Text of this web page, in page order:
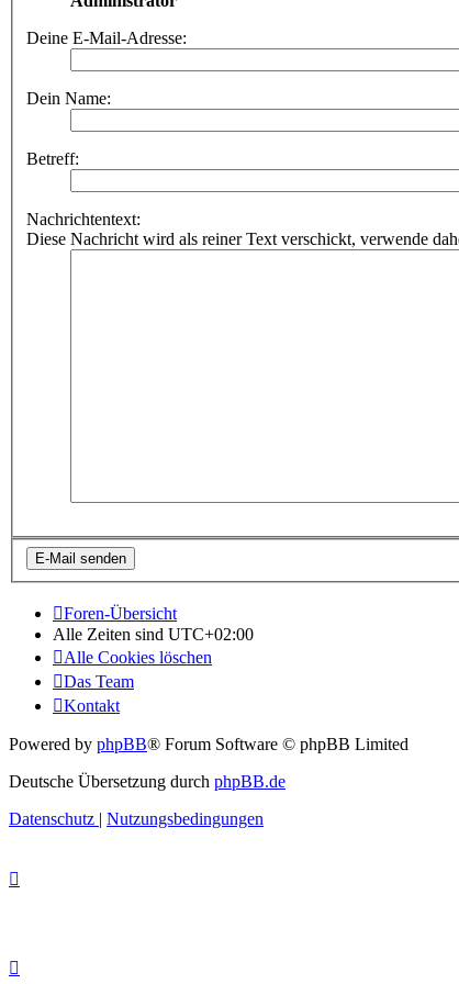
Deine E-Mail-Adresse:
Dein Name:
Betreff:
Nachrichtentext:
Diese Nachricht wird als reiner Text verschickt, verwende
Foren-Übersicht
Alle Zeiten sind UTC+02:00
Alle Cookies löschen
Das Team
Kontakt
Powered by phpBB® Forum Software © phpBB Limited
Deutsche Übersetzung durch phpBB.de
Datenschutz | Nutzungsbedingungen